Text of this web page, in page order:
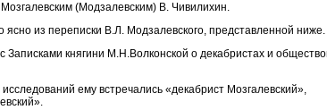
(Модзалевским) В. Чивилихин.
ясно из переписки В.Л. Модзалевского, представленной ниже.
Записками княгини М.Н.Волконской о декабристах и
ему встречались «декабрист Мозгалевский»,